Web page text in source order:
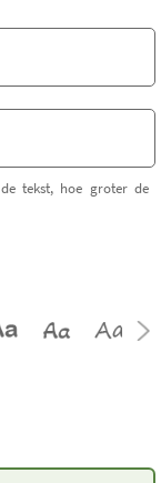
tekst, hoe groter de